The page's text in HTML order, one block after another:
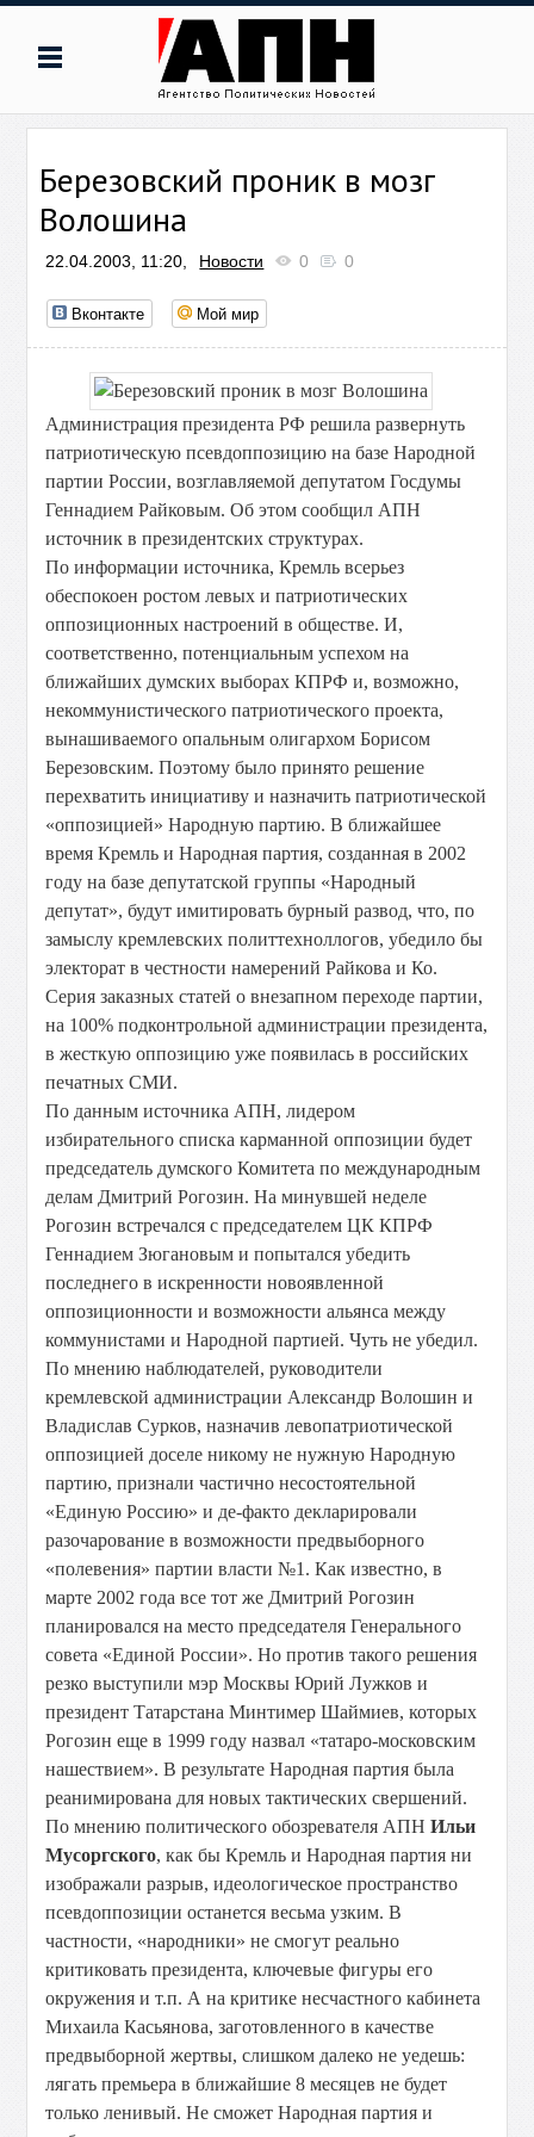
Березовский проник в мозг
Волошина
22.04.2003, 11:20, Новости 0 0
Вконтакте Мой мир
Администрация президента РФ решила развернуть
патриотическую псевдоппозицию на базе Народной
партии России, возглавляемой депутатом Госдумы
Геннадием Райковым. Об этом сообщил АПН
источник в президентских структурах.
По информации источника, Кремль всерьез
обеспокоен ростом левых и патриотических
оппозиционных настроений в обществе. И,
соответственно, потенциальным успехом на
ближайших думских выборах КПРФ и, возможно,
некоммунистического патриотического проекта,
вынашиваемого опальным олигархом Борисом
Березовским. Поэтому было принято решение
перехватить инициативу и назначить патриотической
«оппозицией» Народную партию. В ближайшее
время Кремль и Народная партия, созданная в 2002
году на базе депутатской группы «Народный
депутат», будут имитировать бурный развод, что, по
замыслу кремлевских политтехноллогов, убедило бы
электорат в честности намерений Райкова и Ко.
Серия заказных статей о внезапном переходе партии,
на 100% подконтрольной администрации президента,
в жесткую оппозицию уже появилась в российских
печатных СМИ.
По данным источника АПН, лидером
избирательного списка карманной оппозиции будет
председатель думского Комитета по международным
делам Дмитрий Рогозин. На минувшей неделе
Рогозин встречался с председателем ЦК КПРФ
Геннадием Зюгановым и попытался убедить
последнего в искренности новоявленной
оппозиционности и возможности альянса между
коммунистами и Народной партией. Чуть не убедил.
По мнению наблюдателей, руководители
кремлевской администрации Александр Волошин и
Владислав Сурков, назначив левопатриотической
оппозицией доселе никому не нужную Народную
партию, признали частично несостоятельной
«Единую Россию» и де-факто декларировали
разочарование в возможности предвыборного
«полевения» партии власти №1. Как известно, в
марте 2002 года все тот же Дмитрий Рогозин
планировался на место председателя Генерального
совета «Единой России». Но против такого решения
резко выступили мэр Москвы Юрий Лужков и
президент Татарстана Минтимер Шаймиев, которых
Рогозин еще в 1999 году назвал «татаро-московским
нашествием». В результате Народная партия была
реанимирована для новых тактических свершений.
По мнению политического обозревателя АПНИльи
Мусоргского, как бы Кремль и Народная партия ни
изображали разрыв, идеологическое пространство
псевдоппозиции останется весьма узким. В
частности, «народники» не смогут реально
критиковать президента, ключевые фигуры его
окружения и т.п. А на критике несчастного кабинета
Михаила Касьянова, заготовленного в качестве
предвыборной жертвы, слишком далеко не уедешь:
лягать премьера в ближайшие 8 месяцев не будет
только ленивый. Не сможет Народная партия и